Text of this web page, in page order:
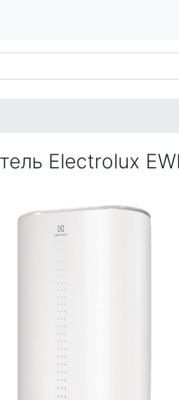
Electrolux